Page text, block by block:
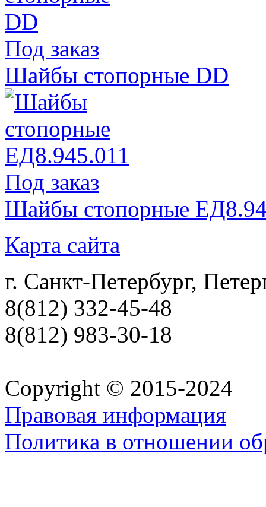
Под заказ
Шайбы стопорные DD
Под заказ
Шайбы стопорные
Карта сайта
г. Санкт-Петербург,
8(812) 332-45-48
8(812) 983-30-18
Copyright © 2015-2024
Правовая информация
Политика в отношении